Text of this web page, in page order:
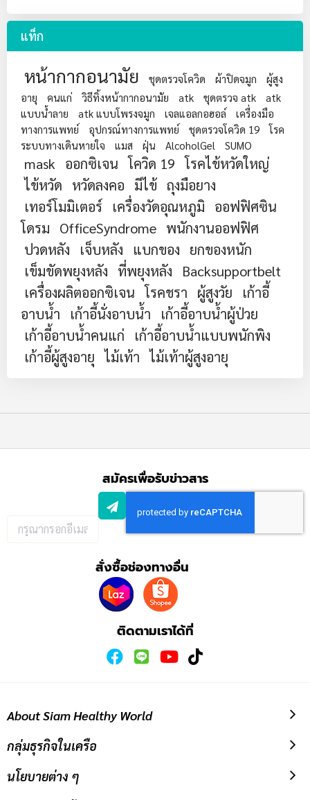
แท็ก
หน้ากากอนามัย ชุดตรวจโควิด ผ้าปิดจมูก
ผู้สูง
อายุ
คนแก่ วิธีทิ้งหน้ากากอนามัย atk ชุดตรวจ atk
atk
แบบน้ำลาย
atk แบบโพรงจมูก เจลแอลกอฮอล์
เครื่องมือ
ทางการแพทย์
อุปกรณ์ทางการแพทย์ ชุดตรวจโควิด 19
โรค
ระบบทางเดินหายใจ
แมส ฝุ่น AlcoholGel SUMO
mask ออกซิเจน โควิด 19 โรคไข้หวัดใหญ่
ไข้หวัด
หวัดลงคอ มีไข้ ถุงมือยาง
เทอร์โมมิเตอร์
เครื่องวัดอุณหภูมิ
ออฟฟิศซิน
โดรม
OfficeSyndrome พนักงานออฟฟิศ
ปวดหลัง
เจ็บหลัง แบกของ
ยกของหนัก
เข็มขัดพยุงหลัง
ที่พยุงหลัง
Backsupportbelt
เครื่องผลิตออกซิเจน โรคชรา ผู้สูงวัย
เก้าอี้
อาบน้ำ
เก้าอี้นั่งอาบน้ำ
เก้าอี้อาบน้ำผู้ป่วย
เก้าอี้อาบน้ำคนแก่
เก้าอี้อาบน้ำแบบพนักพิง
เก้าอี้ผู้สูงอายุ ไม้เท้า ไม้เท้าผู้สูงอายุ
สมัครเพื่อรับข่าวสาร
อีเมล
สั่งซื้อช่องทางอื่น
ติดตามเราได้ที่
About Siam Healthy World
กลุ่มธุรกิจในเครือ
นโยบายต่าง ๆ